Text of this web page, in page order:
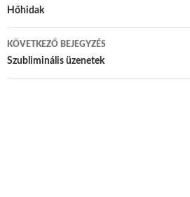
Bejegyzés navigáció
Hőhidak
KÖVETKEZŐ BEJEGYZÉS
Szubliminális üzenetek